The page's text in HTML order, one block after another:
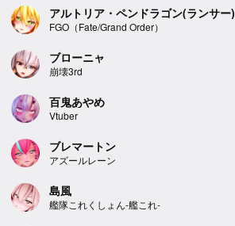
アルトリア・ペンドラゴン(ランサー)
FGO（Fate/Grand Order）
ブローニャ
崩壊3rd
百鬼あやめ
Vtuber
ブレマートン
アズールレーン
島風
艦隊これくしょん-艦これ-